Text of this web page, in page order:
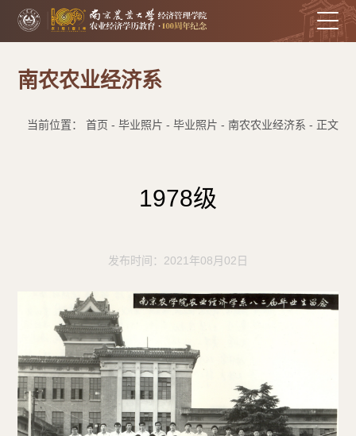
南农农业经济系
当前位置： 首页 - 毕业照片 - 毕业照片 - 南农农业经济系 - 正文
1978级
发布时间：2021年08月02日